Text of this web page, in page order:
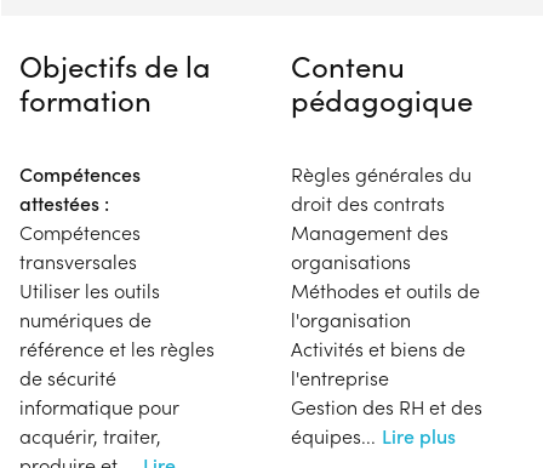
Objectifs de la
formation
Compétences
attestées :
Compétences
transversales
Utiliser les outils
numériques de
référence et les règles
de sécurité
informatique pour
acquérir, traiter,
Contenu
pédagogique
Règles générales du
droit des contrats
Management des
organisations
Méthodes et outils de
l'organisation
Activités et biens de
l'entreprise
Gestion des RH et des
équipes... Lire plus